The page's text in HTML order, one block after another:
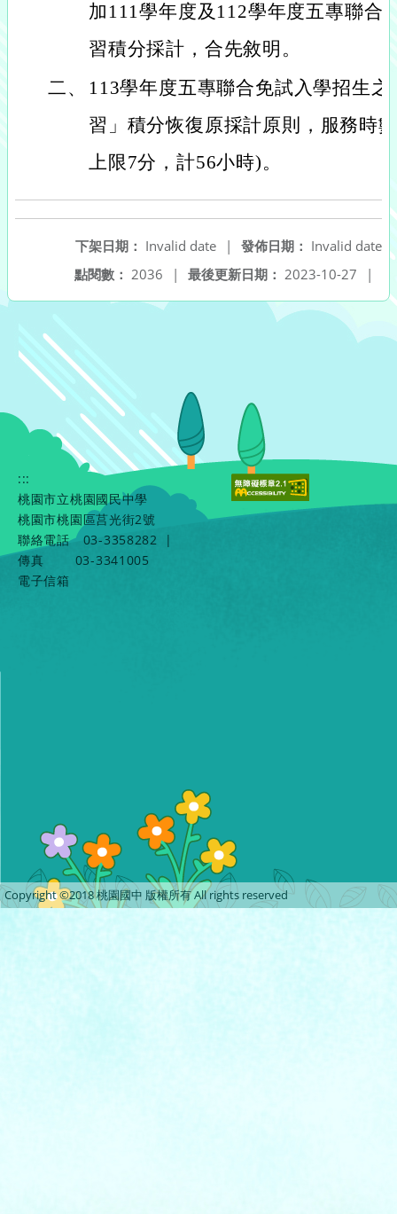
加111學年度及112學年度五專聯合
習積分採計，合先敘明。
二、
113學年度五專聯合免試入學招生
習」積分恢復原採計原則，服務時
上限7分，計56小時)。
發佈日期： Invalid date
下架日期： Invalid date
|
最後更新日期： 2023-10-27 |
點閱數： 2036 |
:::
桃園市立桃園國民中學
桃園市桃園區莒光街2號
聯絡電話
03-3358282
|
傳真
03-3341005
電子信箱
Copyright ©2018 桃園國中 版權所有 All rights reserved